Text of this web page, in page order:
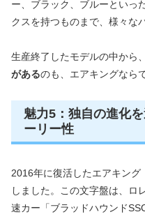
ー、ブラック、ブルーといっ
クスを持つものまで、様々な
生産終了したモデルの中から、
があるのも、エアキングなら
魅力5：独自の進化
ーリー性
2016年に復活したエアキン
しました。この文字盤は、ロ
速カー「ブラッドハウンド